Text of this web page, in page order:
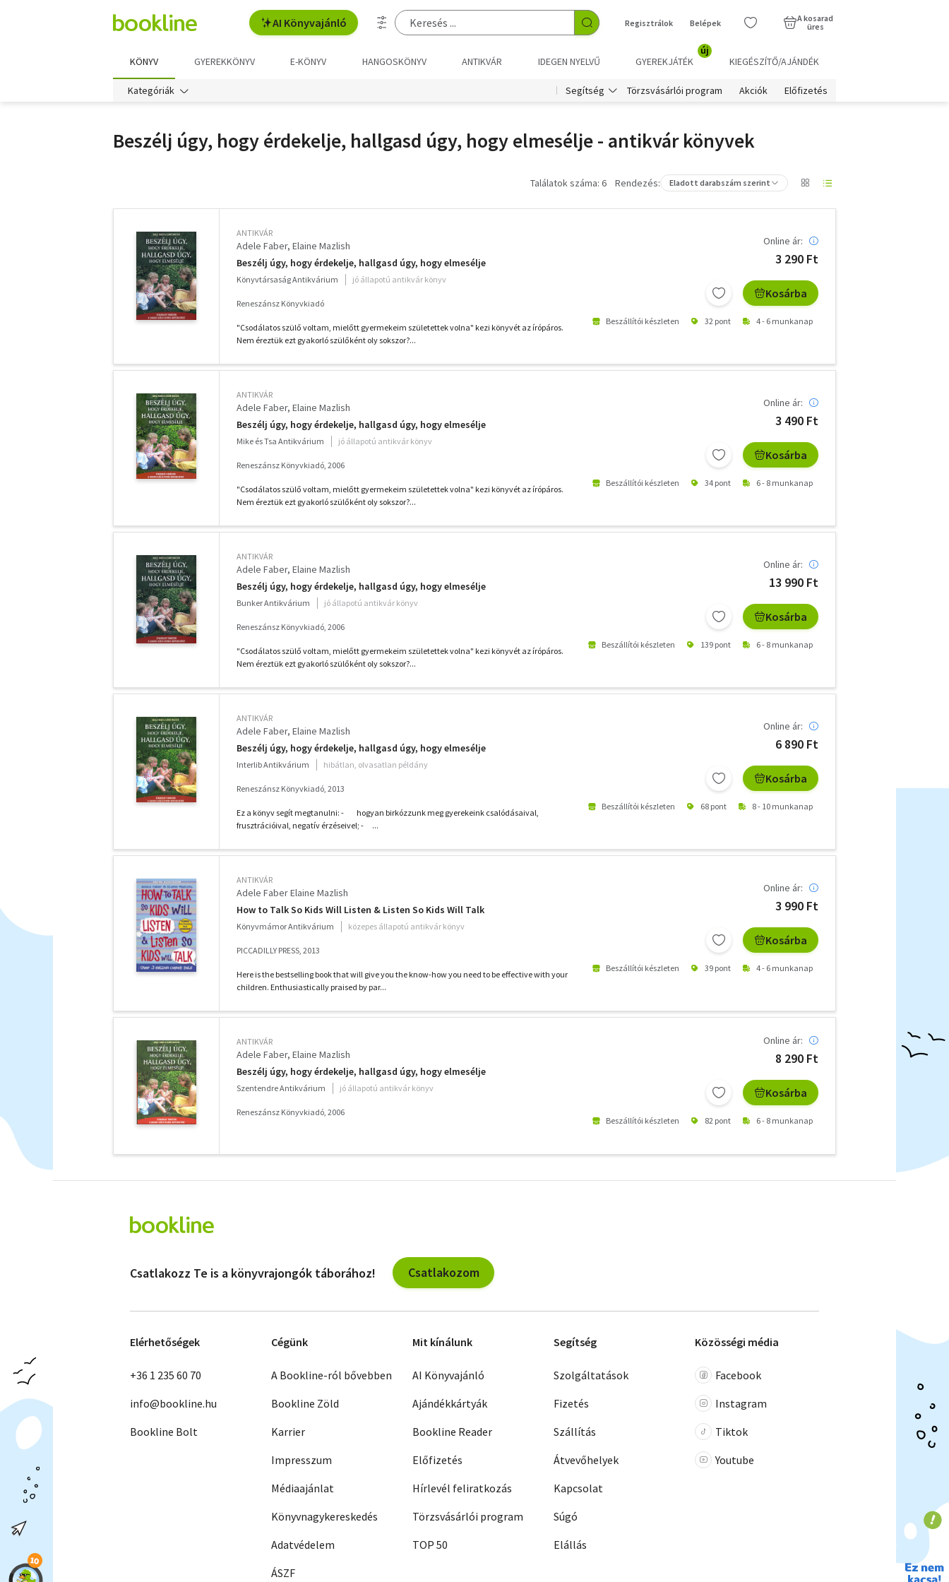
AI Könyvajánló Regisztrálok Belépek
A kosarad
üres
KÖNYV GYEREKKÖNYV E-KÖNYV HANGOSKÖNYV ANTIKVÁR IDEGEN NYELVŰ GYEREKJÁTÉK
új
KIEGÉSZÍTŐ/AJÁNDÉK
Kategóriák Segítség Törzsvásárlói program Akciók Előfizetés
Beszélj úgy, hogy érdekelje, hallgasd úgy, hogy elmesélje - antikvár könyvek
Találatok száma: 6 Rendezés: Eladott darabszám szerint
ANTIKVÁR
Adele Faber Elaine Mazlish
Beszélj úgy, hogy érdekelje, hallgasd úgy, hogy elmesélje
Könyvtársaság Antikvárium jó állapotú antikvár könyv
Reneszánsz Könyvkiadó
"Csodálatos szülő voltam, mielőtt gyermekeim születettek volna" kezi könyvét az írópáros.
Nem éreztük ezt gyakorló szülőként oly sokszor?...
Online ár:
3 290 Ft
Kosárba
Beszállítói készleten 32 pont 4 - 6 munkanap
ANTIKVÁR
Adele Faber Elaine Mazlish
Beszélj úgy, hogy érdekelje, hallgasd úgy, hogy elmesélje
Mike és Tsa Antikvárium jó állapotú antikvár könyv
Reneszánsz Könyvkiadó, 2006
"Csodálatos szülő voltam, mielőtt gyermekeim születettek volna" kezi könyvét az írópáros.
Nem éreztük ezt gyakorló szülőként oly sokszor?...
Online ár:
3 490 Ft
Kosárba
Beszállítói készleten 34 pont 6 - 8 munkanap
ANTIKVÁR
Adele Faber Elaine Mazlish
Beszélj úgy, hogy érdekelje, hallgasd úgy, hogy elmesélje
Bunker Antikvárium jó állapotú antikvár könyv
Reneszánsz Könyvkiadó, 2006
"Csodálatos szülő voltam, mielőtt gyermekeim születettek volna" kezi könyvét az írópáros.
Nem éreztük ezt gyakorló szülőként oly sokszor?...
Online ár:
13 990 Ft
Kosárba
Beszállítói készleten 139 pont 6 - 8 munkanap
ANTIKVÁR
Adele Faber Elaine Mazlish
Beszélj úgy, hogy érdekelje, hallgasd úgy, hogy elmesélje
Interlib Antikvárium hibátlan, olvasatlan példány
Reneszánsz Könyvkiadó, 2013
Ez a könyv segít megtanulni: - hogyan birkózzunk meg gyerekeink csalódásaival,
frusztrációival, negatív érzéseivel; - ...
Online ár:
6 890 Ft
Kosárba
Beszállítói készleten 68 pont 8 - 10 munkanap
ANTIKVÁR
Adele Faber Elaine Mazlish
How to Talk So Kids Will Listen & Listen So Kids Will Talk
Könyvmámor Antikvárium közepes állapotú antikvár könyv
PICCADILLY PRESS, 2013
Here is the bestselling book that will give you the know-how you need to be effective with your
children. Enthusiastically praised by par...
Online ár:
3 990 Ft
Kosárba
Beszállítói készleten 39 pont 4 - 6 munkanap
ANTIKVÁR
Adele Faber Elaine Mazlish
Beszélj úgy, hogy érdekelje, hallgasd úgy, hogy elmesélje
Szentendre Antikvárium jó állapotú antikvár könyv
Reneszánsz Könyvkiadó, 2006
Online ár:
8 290 Ft
Kosárba
Beszállítói készleten 82 pont 6 - 8 munkanap
szűrők
Csatlakozz Te is a könyvrajongók táborához! Csatlakozom
Elérhetőségek
+36 1 235 60 70
info@bookline.hu
Bookline Bolt
Cégünk
A Bookline-ról bővebben
Bookline Zöld
Karrier
Impresszum
Médiaajánlat
Könyvnagykereskedés
Adatvédelem
ÁSZF
Mit kínálunk
AI Könyvajánló
Ajándékkártyák
Bookline Reader
Előfizetés
Hírlevél feliratkozás
Törzsvásárlói program
TOP 50
Segítség
Szolgáltatások
Fizetés
Szállítás
Átvevőhelyek
Kapcsolat
Súgó
Elállás
Közösségi média
Facebook
Instagram
Tiktok
Youtube